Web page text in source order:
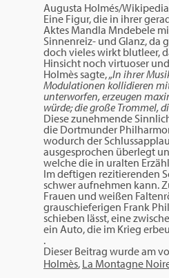
Augusta Holmés/Wikipedia
Eine Figur, die in ihrer
Aktes Mandla Mndebele
Sinnenreiz- und Glanz, da
doch vieles wirkt blutleer,
Hinsicht noch virtuoser
Holmès sagte,„In ihrer
Modulationen kollidieren
unterworfen, erzeugen
würde; die große Trommel,
Diese zunehmende
die Dortmunder
wodurch der
ausgesprochen überlegt
welche die in uralten
Im deftigen rezitierenden
schwer aufnehmen kann.
Frauen und weißen
grauschieferigen Frank
schieben lässt, eine
ein Auto, die im Krieg
.
Dieser Beitrag wurde am
Holmès, La Montagne